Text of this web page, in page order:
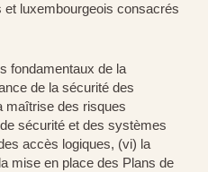
luxembourgeois consacrés
fondamentaux de la
de la sécurité des
maîtrise des risques
sécurité et des systèmes
accès logiques, (vi) la
mise en place des Plans de